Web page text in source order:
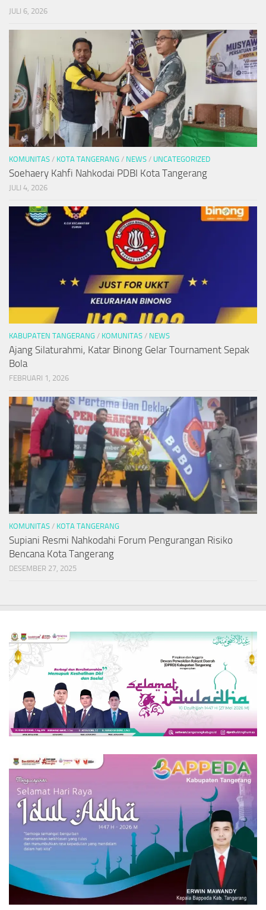
JULI 6, 2026
KOMUNITAS / KOTA TANGERANG / NEWS / UNCATEGORIZED
Soehaery Kahfi Nahkodai PDBI Kota Tangerang
JULI 4, 2026
KABUPATEN TANGERANG / KOMUNITAS / NEWS
Ajang Silaturahmi, Katar Binong Gelar Tournament Sepak
Bola
FEBRUARI 1, 2026
KOMUNITAS / KOTA TANGERANG
Supiani Resmi Nahkodahi Forum Pengurangan Risiko
Bencana Kota Tangerang
DESEMBER 27, 2025